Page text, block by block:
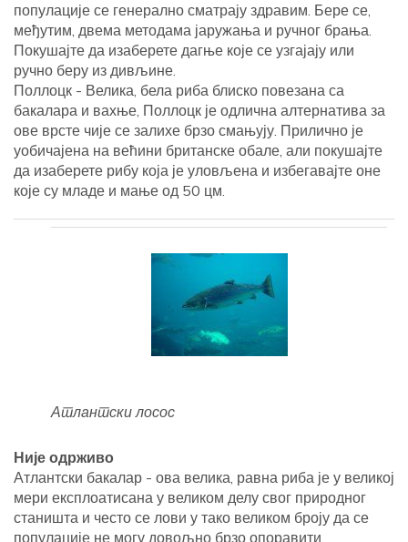
популације се генерално сматрају здравим. Бере се,
међутим, двема методама јаружања и ручног брања.
Покушајте да изаберете дагње које се узгајају или
ручно беру из дивљине.
Поллоцк - Велика, бела риба блиско повезана са
бакалара и вахње, Поллоцк је одлична алтернатива за
ове врсте чије се залихе брзо смањују. Прилично је
уобичајена на већини британске обале, али покушајте
да изаберете рибу која је уловљена и избегавајте оне
које су младе и мање од 50 цм.
Атлантски лосос
Није одрживо
Атлантски бакалар - ова велика, равна риба је у великој
мери експлоатисана у великом делу свог природног
станишта и често се лови у тако великом броју да се
популације не могу довољно брзо опоравити.